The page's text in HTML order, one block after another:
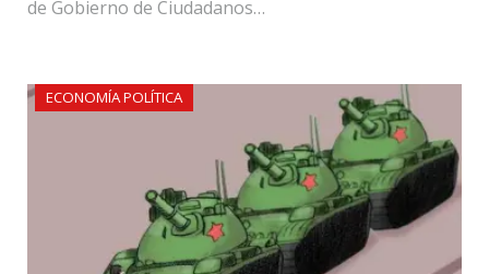
de Gobierno de Ciudadanos…
ECONOMÍA POLÍTICA